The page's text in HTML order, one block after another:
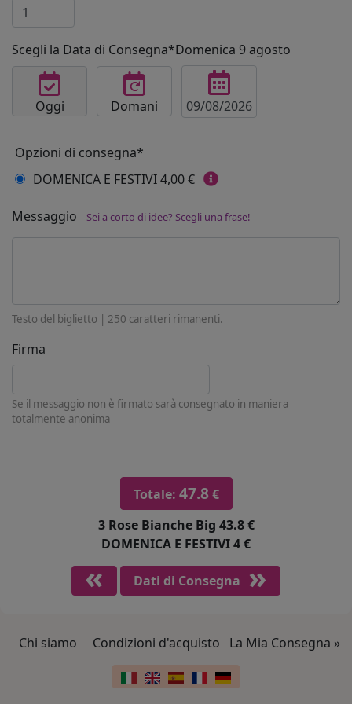
Scegli la Data di Consegna*Domenica 9 agosto
Oggi Domani
Opzioni di consegna*
DOMENICA E FESTIVI4,00 €
Messaggio Sei a corto di idee? Scegli una frase!
Testo del biglietto | 250 caratteri rimanenti.
Firma
Se il messaggio non è firmato sarà consegnato in maniera
totalmente anonima
Totale: 47.8€
3 Rose Bianche Big 43.8 €
DOMENICA E FESTIVI4 €
Dati di Consegna
Link a piè di pagina
Chi siamo Condizioni d'acquisto La Mia Consegna »
Cambia lingua